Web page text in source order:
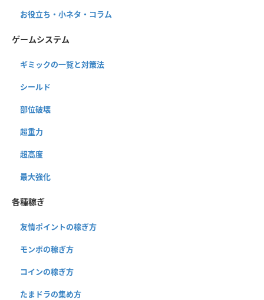
お役立ち・小ネタ・コラム
ゲームシステム
ギミックの一覧と対策法
シールド
部位破壊
超重力
超高度
最大強化
各種稼ぎ
友情ポイントの稼ぎ方
モンポの稼ぎ方
コインの稼ぎ方
たまドラの集め方